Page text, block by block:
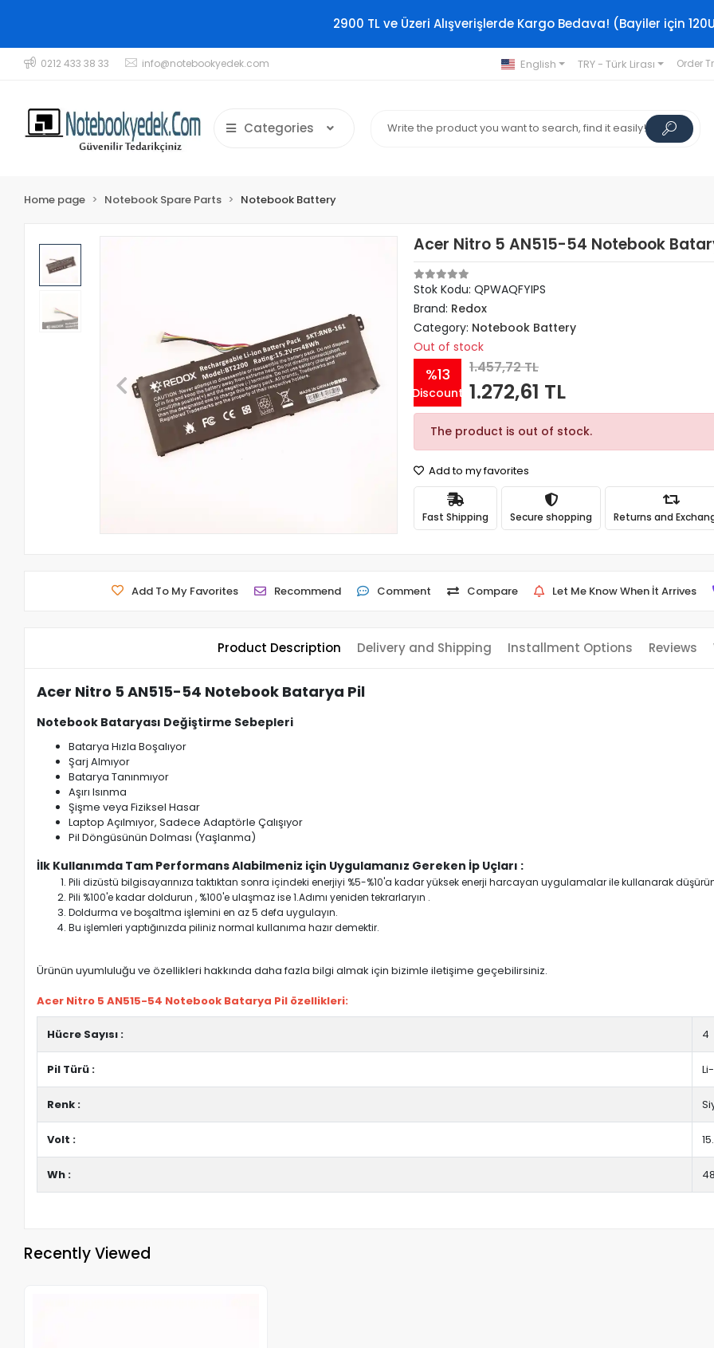
2900 TL ve Üzeri Alışverişlerde Kargo Bedava! (Bayiler için
0212 433 38 33 info@notebookyedek.com English TRY - Türk Lirası Order
Categories
Home page Notebook Spare Parts Notebook Battery
Acer Nitro 5 AN515-54 Notebook
Stok Kodu: QPWAQFYIPS
Brand: Redox
Category: Notebook Battery
Out of stock
%13
Discount
1.457,72 TL
1.272,61 TL
The product is out of stock.
Add to my favorites
Fast Shipping Secure shopping Returns and
Add To My Favorites Recommend Comment Compare Let Me Know When İt Arrives
Product Description Delivery and Shipping Installment Options Reviews
Acer Nitro 5 AN515-54 Notebook Batarya Pil
Notebook Bataryası Değiştirme Sebepleri
Batarya Hızla Boşalıyor
Şarj Almıyor
Batarya Tanınmıyor
Aşırı Isınma
Şişme veya Fiziksel Hasar
Laptop Açılmıyor, Sadece Adaptörle Çalışıyor
Pil Döngüsünün Dolması (Yaşlanma)
İlk Kullanımda Tam Performans Alabilmeniz için Uygulamanız Gereken İp Uçları :
Pili dizüstü bilgisayarınıza taktıktan sonra içindeki enerjiyi %5-%10'a kadar yüksek enerji harcayan uygulamalar ile kullanarak
Pili %100'e kadar doldurun , %100'e ulaşmaz ise 1.Adımı yeniden tekrarlaryın .
Doldurma ve boşaltma işlemini en az 5 defa uygulayın.
Bu işlemleri yaptığınızda piliniz normal kullanıma hazır demektir.
Ürünün uyumluluğu ve özellikleri hakkında daha fazla bilgi almak için bizimle iletişime geçebilirsiniz.
Acer Nitro 5 AN515-54 Notebook Batarya Pil özellikleri:
Hücre Sayısı : 4
Pil Türü :
Renk :
Volt :
Wh :
Recently Viewed